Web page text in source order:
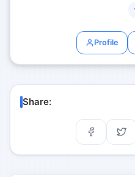
নিয়ে, রোজি হা সহজবোধ্য,
করেন। রোজি হা-এর লক্ষ্য হলো
সাহায্য করা, যাতেProfile
Share: